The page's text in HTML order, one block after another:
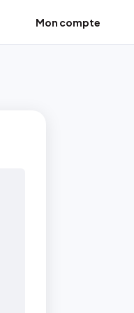
Mon compte